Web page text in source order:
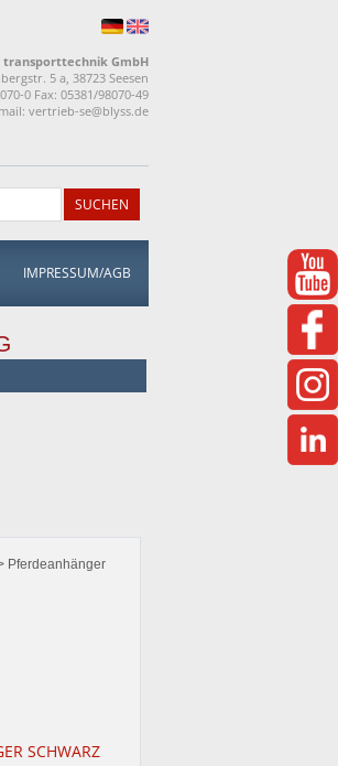
transporttechnik GmbH
5 a, 38723 Seesen
0 Fax: 05381/98070-49
vertrieb-se@blyss.de
IMPRESSUM/AGB
SCHWARZ